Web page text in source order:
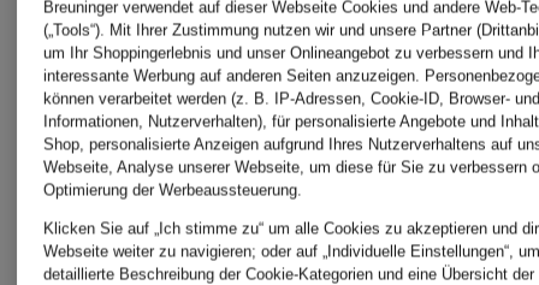
Breuninger verwendet auf dieser Webseite Cookies und andere Web-
(„Tools“). Mit Ihrer Zustimmung nutzen wir und unsere Partner
um Ihr Shoppingerlebnis und unser Onlineangebot zu verbessern und
interessante Werbung auf anderen Seiten anzuzeigen.
können verarbeitet werden (z. B. IP-Adressen, Cookie-ID, Browser-
Informationen, Nutzerverhalten), für personalisierte Angebote und
Shop, personalisierte Anzeigen aufgrund Ihres Nutzerverhaltens auf
Webseite, Analyse unserer Webseite, um diese für Sie zu verbessern
Optimierung der Werbeaussteuerung.
Klicken Sie auf „Ich stimme zu“ um alle Cookies zu akzeptieren und
Webseite weiter zu navigieren; oder auf „Individuelle Einstellungen“,
detaillierte Beschreibung der Cookie-Kategorien und eine Übersicht